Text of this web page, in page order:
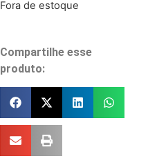
Fora de estoque
Compartilhe esse
produto: